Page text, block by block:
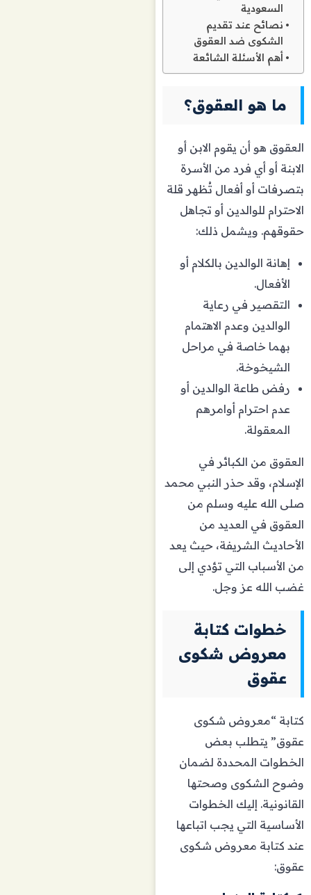
السعودية
نصائح عند تقديم
الشكوى ضد العقوق
أهم الأسئلة الشائعة
ما هو العقوق؟
العقوق هو أن يقوم الابن أو
الابنة أو أي فرد من الأسرة
بتصرفات أو أفعال تُظهر قلة
الاحترام للوالدين أو تجاهل
حقوقهم. ويشمل ذلك:
إهانة الوالدين بالكلام أو
الأفعال.
التقصير في رعاية
الوالدين وعدم الاهتمام
بهما خاصة في مراحل
الشيخوخة.
رفض طاعة الوالدين أو
عدم احترام أوامرهم
المعقولة.
العقوق من الكبائر في
الإسلام، وقد حذر النبي محمد
صلى الله عليه وسلم من
العقوق في العديد من
الأحاديث الشريفة، حيث يعد
من الأسباب التي تؤدي إلى
غضب الله عز وجل.
خطوات كتابة
معروض شكوى
عقوق
كتابة “معروض شكوى
عقوق” يتطلب بعض
الخطوات المحددة لضمان
وضوح الشكوى وصحتها
القانونية. إليك الخطوات
الأساسية التي يجب اتباعها
عند كتابة معروض شكوى
عقوق: